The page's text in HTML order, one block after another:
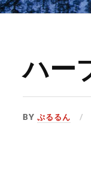
ハー
BYぷるるん